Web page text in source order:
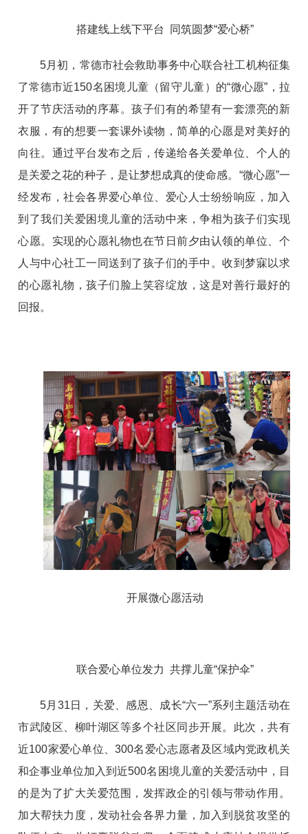
搭建线上线下平台 同筑圆梦“爱心桥”
5月初，常德市社会救助事务中心联合社工机构征集
了常德市近150名困境儿童（留守儿童）的“微心愿”，拉
开了节庆活动的序幕。孩子们有的希望有一套漂亮的新
衣服，有的想要一套课外读物，简单的心愿是对美好的
向往。通过平台发布之后，传递给各关爱单位、个人的
是关爱之花的种子，是让梦想成真的使命感。“微心愿”一
经发布，社会各界爱心单位、爱心人士纷纷响应，加入
到了我们关爱困境儿童的活动中来，争相为孩子们实现
心愿。实现的心愿礼物也在节日前夕由认领的单位、个
人与中心社工一同送到了孩子们的手中。收到梦寐以求
的心愿礼物，孩子们脸上笑容绽放，这是对善行最好的
回报。
开展微心愿活动
联合爱心单位发力 共撑儿童“保护伞”
5月31日，关爱、感恩、成长“六一”系列主题活动在
市武陵区、柳叶湖区等多个社区同步开展。此次，共有
近100家爱心单位、300名爱心志愿者及区域内党政机关
和企事业单位加入到近500名困境儿童的关爱活动中，目
的是为了扩大关爱范围，发挥政企的引领与带动作用。
加大帮扶力度，发动社会各界力量，加入到脱贫攻坚的